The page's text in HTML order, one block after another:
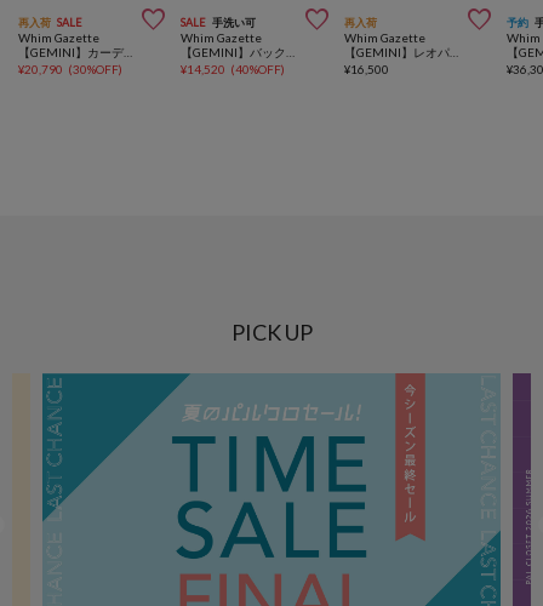
再入荷 SALE 
Whim Gazette
¥20,790 (30%OFF)
SALE 手洗い可 
Whim Gazette
¥14,520 (40%OFF)
再入荷 
Whim Gazette
【GEMINI】レオパードトート
¥16,500
予約
Whim
¥
PICK UP